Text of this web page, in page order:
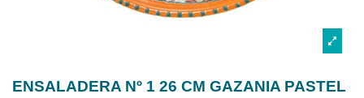
ENSALADERA Nº 1 26 CM GAZANIA PASTEL